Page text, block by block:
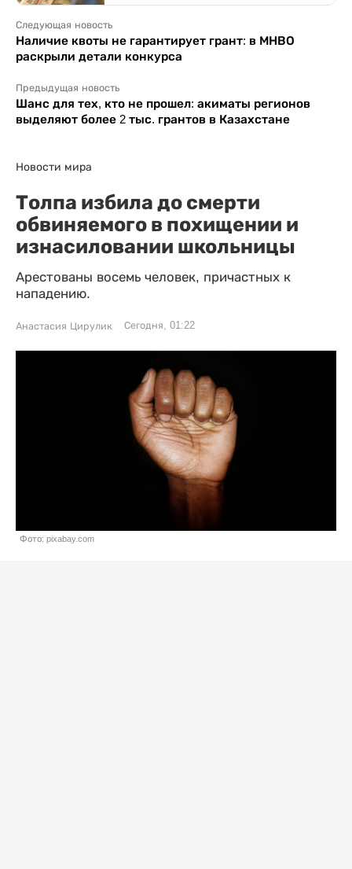
Следующая новость
Наличие квоты не гарантирует грант: в МНВО
раскрыли детали конкурса
Предыдущая новость
Шанс для тех, кто не прошел: акиматы регионов
выделяют более 2 тыс. грантов в Казахстане
Новости мира
Толпа избила до смерти
обвиняемого в похищении и
изнасиловании школьницы
Арестованы восемь человек, причастных к
нападению.
Анастасия Цирулик Сегодня, 01:22
Фото: pixabay.com